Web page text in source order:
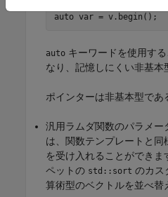
auto var = v.begin();
auto キーワードを使用す
なり、記憶しにくい非基本
ポインターは非基本型であ
汎用ラムダ関数のパラメー
は、関数テンプレートと
を受け入れることができ
ペットの std::sort のカス
算術型のベクトルを並べ替